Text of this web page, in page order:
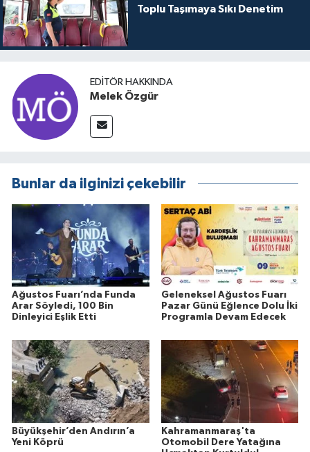
Toplu Taşımaya Sıkı Denetim
EDITÖR HAKKINDA
Melek Özgür
Bunlar da ilginizi çekebilir
Ağustos Fuarı’nda Funda
Arar Söyledi, 100 Bin
Dinleyici Eşlik Etti
Geleneksel Ağustos Fuarı
Pazar Günü Eğlence Dolu İki
Programla Devam Edecek
Büyükşehir’den Andırın’a
Yeni Köprü
Kahramanmaraş'ta
Otomobil Dere Yatağına